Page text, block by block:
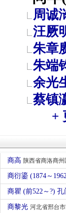
周诚
汪厥
朱章
朱端
余光
蔡镇
+
商高 陕西省商洛商州
商衍鎏 (1874～
商瞿 (前522～?)
商黎光 河北省邢台